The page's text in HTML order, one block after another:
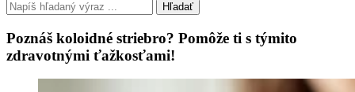
Hľadať
Poznáš koloidné striebro? Pomôže ti s týmito
zdravotnými ťažkosťami!